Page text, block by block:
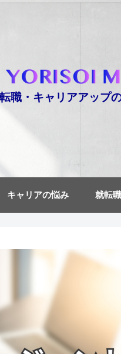
職・キャリアアップ
キャリアの悩み 就転